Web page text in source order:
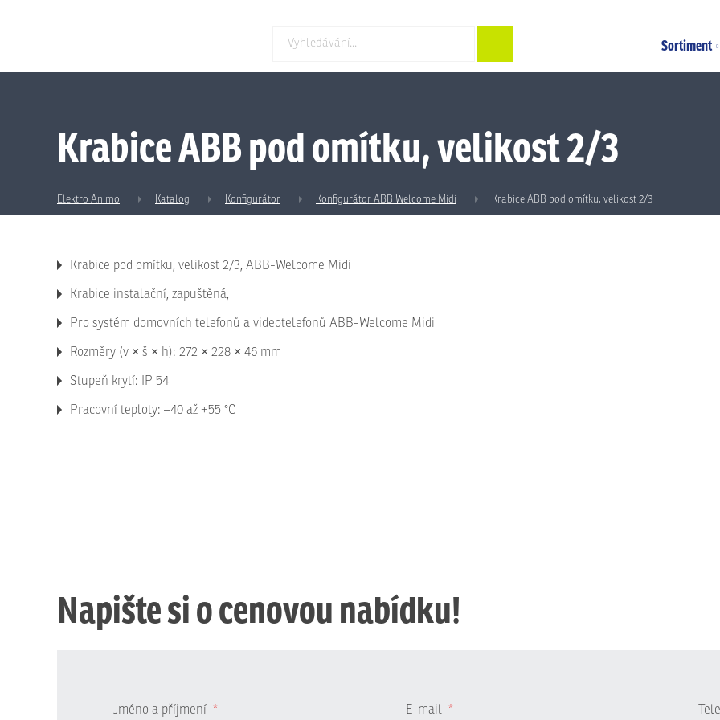
Sortiment
Krabice ABB pod omítku, velikost 2/3
Elektro Animo Katalog Konfigurátor Konfigurátor ABB Welcome Midi Krabice ABB pod omítku, velikost 2/3
Krabice pod omítku, velikost 2/3, ABB-Welcome Midi
Krabice instalační, zapuštěná,
Pro systém domovních telefonů a videotelefonů ABB-Welcome Midi
Rozměry (v × š × h): 272 × 228 × 46 mm
Stupeň krytí: IP 54
Pracovní teploty: –40 až +55 °C
Napište si o cenovou nabídku!
Jméno a příjmení * E-mail *